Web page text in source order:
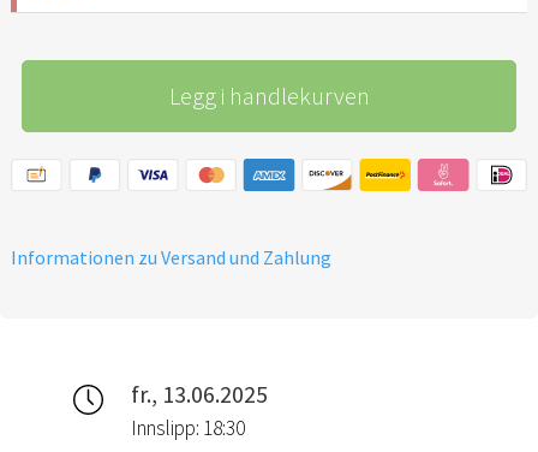
Legg i handlekurven
Informationen zu Versand und Zahlung
fr., 13.06.2025
Innslipp: 18:30